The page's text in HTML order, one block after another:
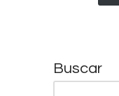
Buscar